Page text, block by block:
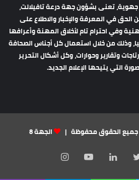
جهوية، تعنى بشؤون جهة درعة تافيلالت،
الحق في المعرفة والإخبار والاطلاع على
وفي احترام تام لأخلاق المهنة وأعرافها
وذلك من خلال استعمال كل أجناس الصحافة
وتقارير وحوارات، وكل أشكال التحرير
التي يتيحها الإعلام الجديد.
الجهة 8